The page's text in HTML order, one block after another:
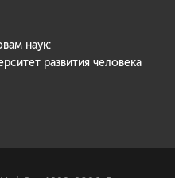
наук:
развития человека